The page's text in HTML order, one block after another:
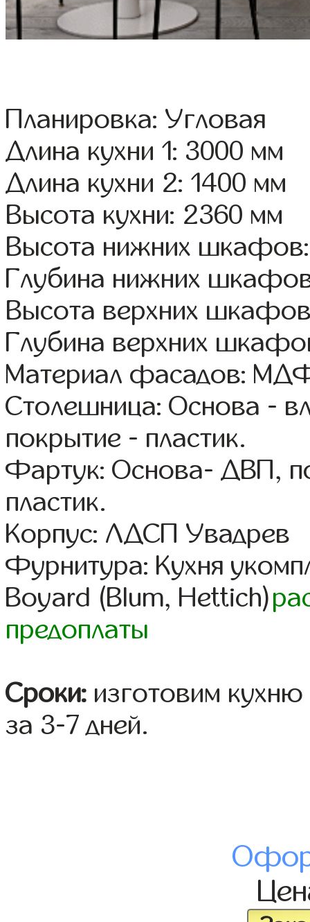
Планировка: Угловая
Длина кухни 1: 3000 мм
Длина кухни 2: 1400 мм
Высота кухни: 2360 мм
Высота нижних
Глубина нижних
Высота верхних
Глубина верхних
Материал фасадов:
Столешница: Основа -
покрытие - пластик.
Фартук: Основа- ДВП,
пластик.
Корпус: ЛДСП Увадрев
Фурнитура: Кухня
Boyard (Blum, Hettich)
предоплаты
Сроки: изготовим
за 3-7 дней.